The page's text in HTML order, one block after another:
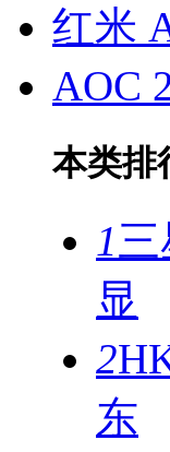
红米
AOC
本类排
1
显
2
东